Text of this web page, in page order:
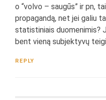
o “volvo – saugūs” ir pn,
propagandą, net jei galiu
statistiniais duomenimis?
bent vieną subjektyvų
REPLY